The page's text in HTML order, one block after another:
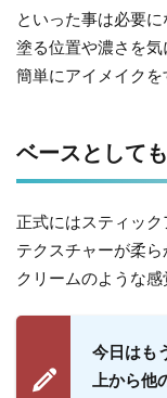
といった事は必要に
塗る位置や濃さを
簡単にアイメイクを
ベースとして
正式にはスティック
テクスチャーが柔ら
クリームのような感
今日はも
上から